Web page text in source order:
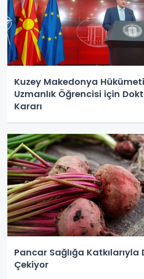
Kuzey Makedonya
Uzmanlık Öğrencisi için
Kararı
Pancar Sağlığa Katkılarıyla
Çekiyor